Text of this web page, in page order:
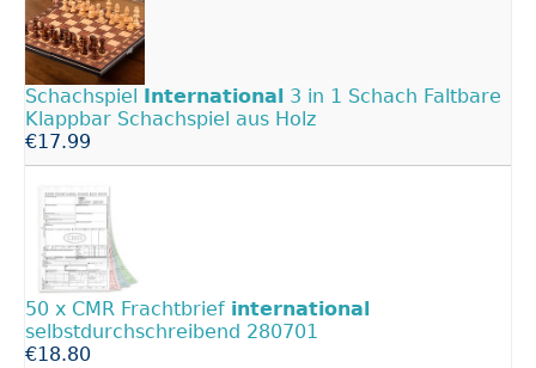
Schachspiel International
3 in 1 Schach Faltbare
Klappbar Schachspiel aus Holz
€17.99
50 x CMR Frachtbrief international
selbstdurchschreibend 280701
€18.80